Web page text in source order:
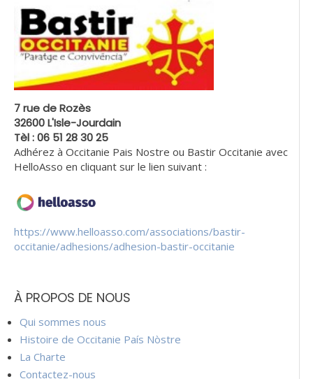
7 rue de Rozès
32600 L'Isle-Jourdain
Tèl : 06 51 28 30 25
Adhérez à Occitanie Pais Nostre ou Bastir Occitanie avec
HelloAsso en cliquant sur le lien suivant :
https://www.helloasso.com/associations/bastir-
occitanie/adhesions/adhesion-bastir-occitanie
À PROPOS DE NOUS
Qui sommes nous
Histoire de Occitanie País Nòstre
La Charte
Contactez-nous